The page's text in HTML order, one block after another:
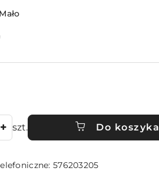
Mało
szt. Do koszyka
576203205